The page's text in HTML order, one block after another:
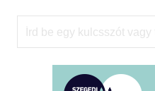
Keresés